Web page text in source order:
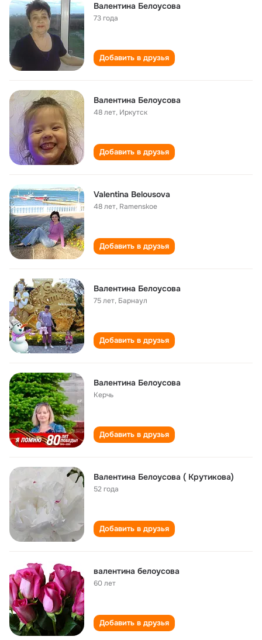
Валентина Белоусова
73 года
Добавить в друзья
Валентина Белоусова
48 лет, Иркутск
Добавить в друзья
Valentina Belousova
48 лет, Ramenskoe
Добавить в друзья
Валентина Белоусова
75 лет, Барнаул
Добавить в друзья
Валентина Белоусова
Керчь
Добавить в друзья
Валентина Белоусова ( Крутикова)
52 года
Добавить в друзья
валентина белоусова
60 лет
Добавить в друзья